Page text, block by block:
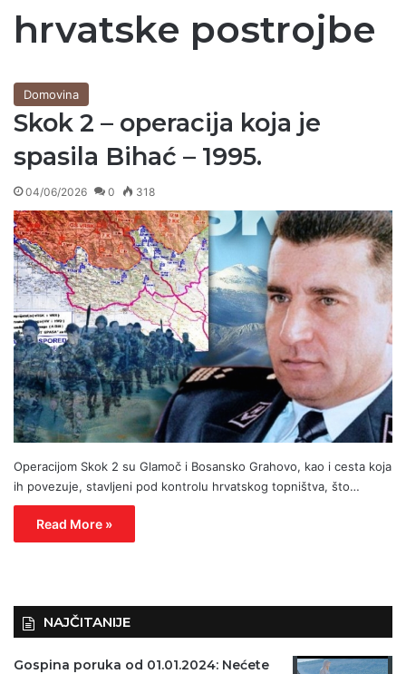
hrvatske postrojbe
Domovina
Skok 2 – operacija koja je
spasila Bihać – 1995.
04/06/2026 0 318
Operacijom Skok 2 su Glamoč i Bosansko Grahovo, kao i cesta koja
ih povezuje, stavljeni pod kontrolu hrvatskog topništva, što…
Read More »
NAJČITANIJE
Gospina poruka od 01.01.2024: Nećete